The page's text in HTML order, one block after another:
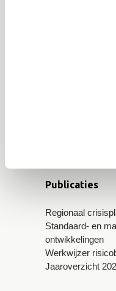
Publicaties
Regionaal
Standaard- en
ontwikkelingen
Werkwijzer
Jaaroverzicht